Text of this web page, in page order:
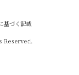
基づく記載
Reserved.